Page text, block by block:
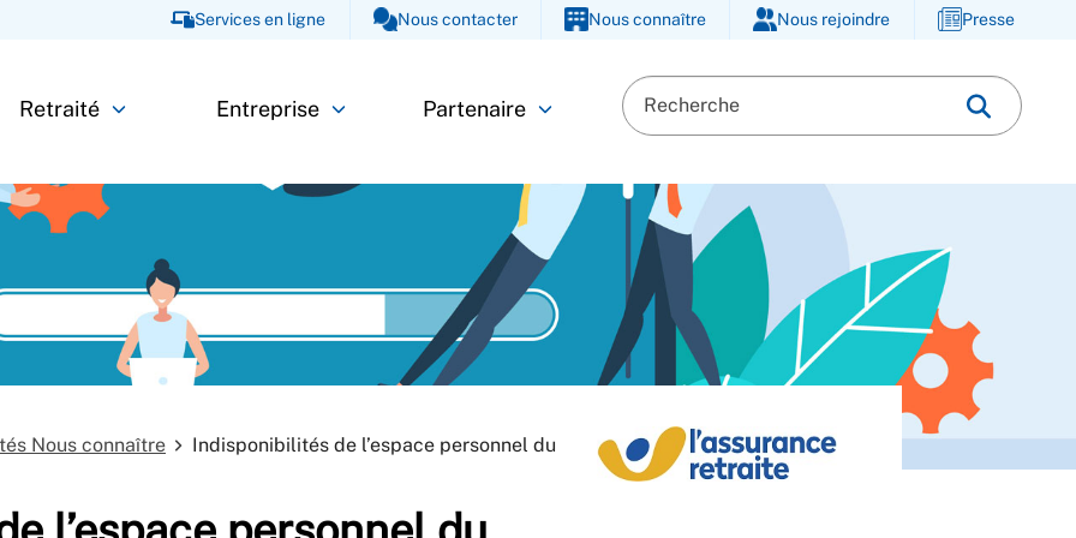
Services en ligne Nous contacter Nous connaître Nous rejoindre Presse
Retraité Entreprise Partenaire
Nous connaître Indisponibilités de l’espace personnel du